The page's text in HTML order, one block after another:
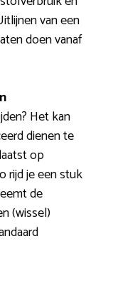
van een
doen vanaf
Het kan
dienen te
op
rijd je een stuk
de
(wissel)